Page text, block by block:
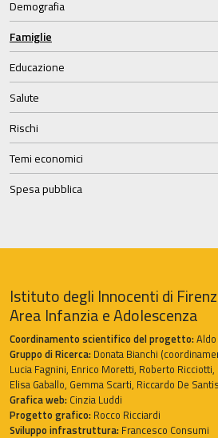
Demografia
Famiglie
Educazione
Salute
Rischi
Temi economici
Spesa pubblica
Istituto degli Innocenti di
Area Infanzia e Adolescenza
Coordinamento scientifico del progetto:
Gruppo di Ricerca: Donata Bianchi
Lucia Fagnini, Enrico Moretti, Roberto Ricciotti,
Elisa Gaballo, Gemma Scarti, Riccardo De Santis
Grafica web: Cinzia Luddi
Progetto grafico: Rocco Ricciardi
Sviluppo infrastruttura: Francesco Consumi